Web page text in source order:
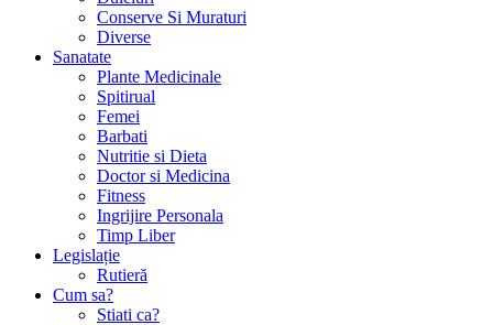
Conserve Si Muraturi
Diverse
Sanatate
Plante Medicinale
Spitirual
Femei
Barbati
Nutritie si Dieta
Doctor si Medicina
Fitness
Ingrijire Personala
Timp Liber
Legislație
Rutieră
Cum sa?
Stiati ca?